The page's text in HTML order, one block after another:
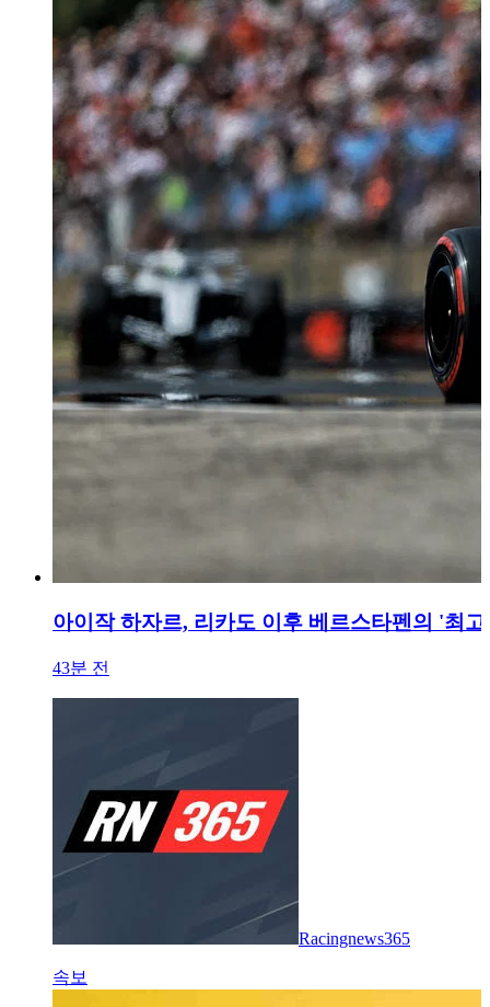
아이작 하자르, 리카도 이후 베르스타펜의 '최
43분 전
Racingnews365
속보